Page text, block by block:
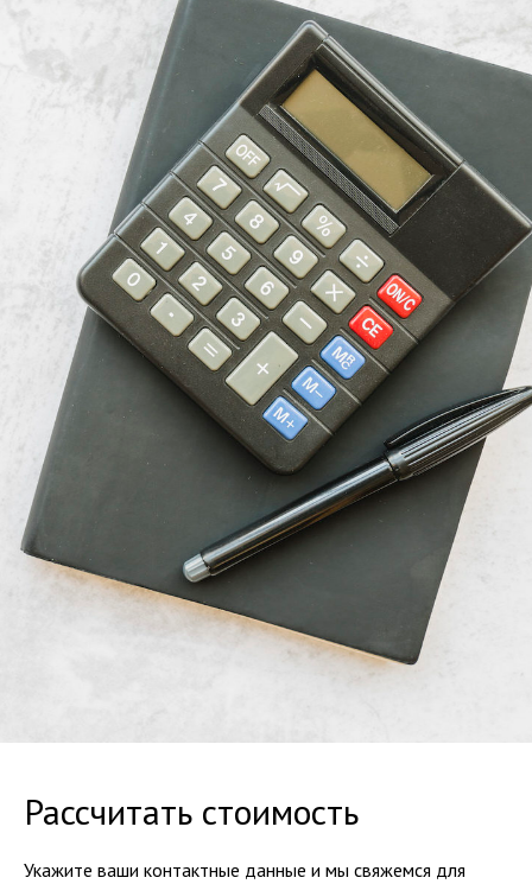
Рассчитать стоимость
Укажите ваши контактные данные и мы свяжемся для